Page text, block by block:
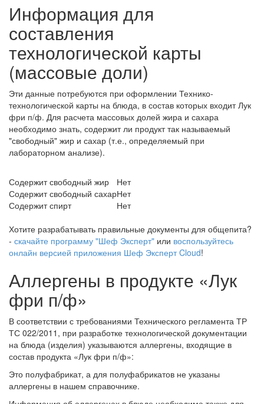
Информация для
составления
технологической карты
(массовые доли)
Эти данные потребуются при оформлении Технико-
технологической карты на блюда, в состав которых входит Лук
фри п/ф. Для расчета массовых долей жира и сахара
необходимо знать, содержит ли продукт так называемый
"свободный" жир и сахар (т.е., определяемый при
лабораторном анализе).
Содержит свободный жир
Нет
Содержит свободный сахарНет
Содержит спирт
Нет
Хотите разрабатывать правильные документы для общепита?
- скачайте программу "Шеф Эксперт" или воспользуйтесь
онлайн версией приложения Шеф Эксперт Cloud!
Аллергены в продукте «Лук
фри п/ф»
В соответствии с требованиями Технического регламента ТР
ТС 022/2011, при разработке технологической документации
на блюда (изделия) указываются аллергены, входящие в
состав продукта «Лук фри п/ф»:
Это полуфабрикат, а для полуфабрикатов не указаны
аллергены в нашем справочнике.